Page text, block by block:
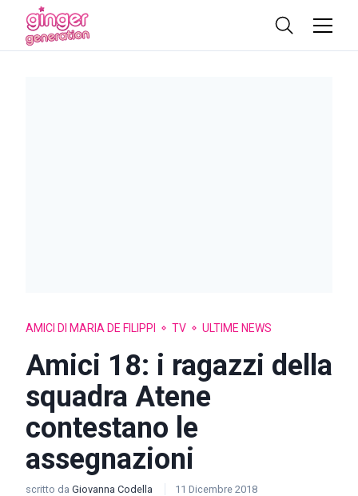
AMICI DI MARIA DE FILIPPI TV ULTIME NEWS
Amici 18: i ragazzi della
squadra Atene
contestano le
assegnazioni
scritto da Giovanna Codella 11 Dicembre 2018